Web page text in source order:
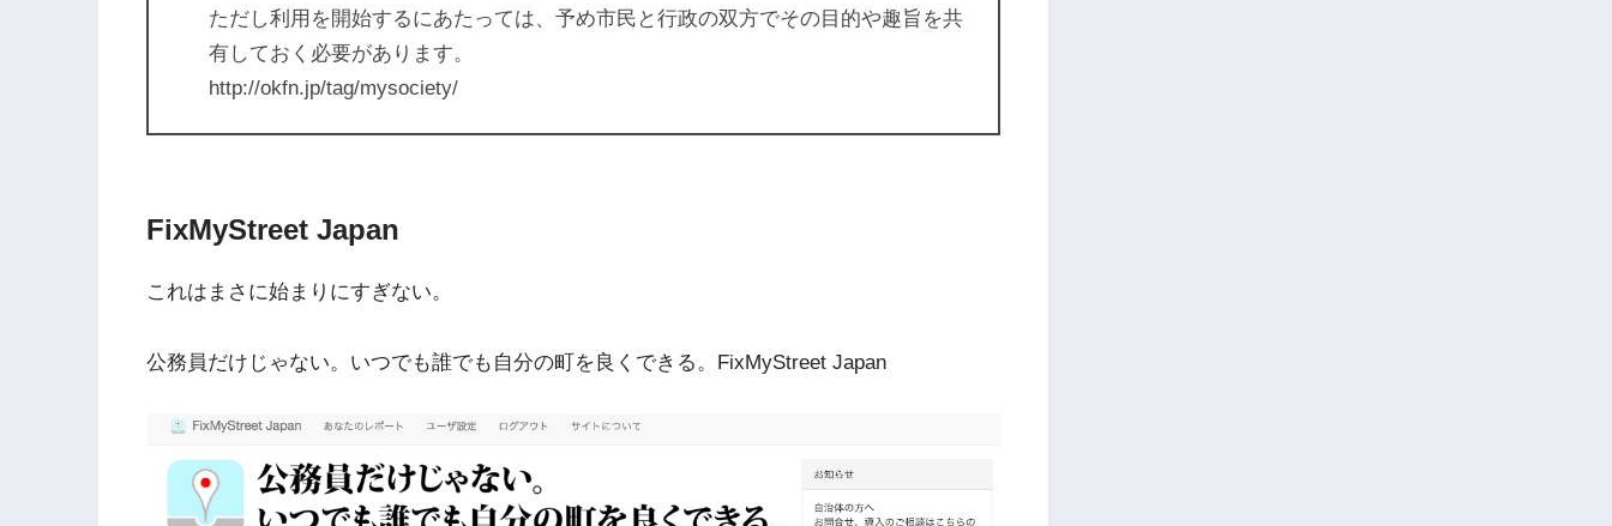
ただし利用を開始するにあたっては、予め市民と行政の双方でその目的や趣旨を共
有しておく必要があります。
http://okfn.jp/tag/mysociety/
FixMyStreet Japan
これはまさに始まりにすぎない。
公務員だけじゃない。いつでも誰でも自分の町を良くできる。FixMyStreet Japan